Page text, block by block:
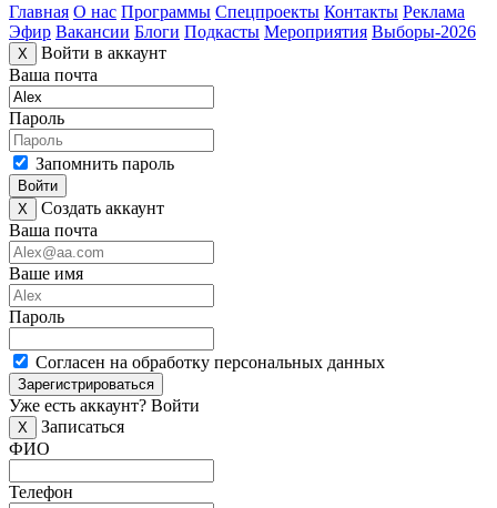
Главная О нас Программы Спецпроекты Контакты Реклама
Эфир Вакансии Блоги Подкасты Мероприятия Выборы-2026
X
Войти в аккаунт
Ваша почта
Пароль
Запомнить пароль
Войти
X
Создать аккаунт
Ваша почта
Ваше имя
Пароль
Согласен на обработку персональных данных
Зарегистрироваться
Уже есть аккаунт? Войти
X
Записаться
ФИО
Телефон